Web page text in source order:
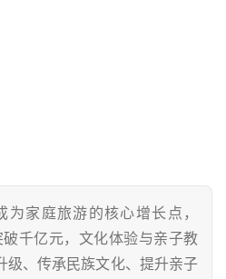
家庭旅游的核心增长点，
千亿元，文化体验与亲子教
级、传承民族文化、提升亲子